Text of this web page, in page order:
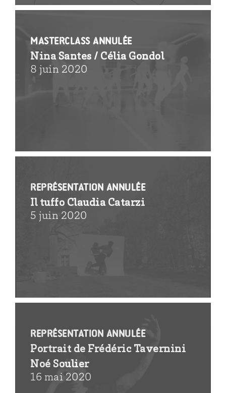
MasterClass ANNULÉE
Nina Santes / Célia Gondol
8 juin 2020
REPRÉSENTATION ANNULÉE
Il tuffo Claudia Catarzi
5 juin 2020
REPRÉSENTATION ANNULÉE
Portrait de Frédéric Tavernini
Noé Soulier
16 mai 2020